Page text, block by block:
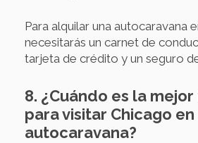
Para alquilar una autocaravana
necesitarás un carnet de
tarjeta de crédito y un seguro
8. ¿Cuándo es la
para visitar Chicago en
autocaravana?